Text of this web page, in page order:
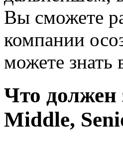
Вы сможете
компании
можете знать
Что должен
Middle,